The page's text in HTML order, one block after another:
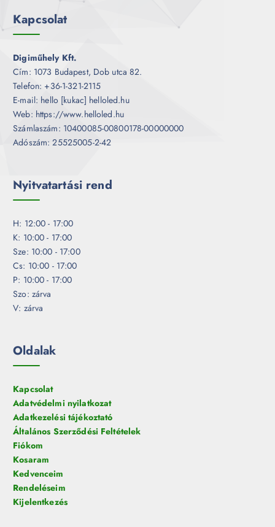
Kapcsolat
Digiműhely Kft.
Cím: 1073 Budapest, Dob utca 82.
Telefon: +36-1-321-2115
E-mail: hello [kukac] helloled.hu
Web: https://www.helloled.hu
Számlaszám: 10400085-00800178-00000000
Adószám: 25525005-2-42
Nyitvatartási rend
H: 12:00 - 17:00
K: 10:00 - 17:00
Sze: 10:00 - 17:00
Cs: 10:00 - 17:00
P: 10:00 - 17:00
Szo: zárva
V: zárva
Oldalak
Kapcsolat
Adatvédelmi nyilatkozat
Adatkezelési tájékoztató
Általános Szerződési Feltételek
Fiókom
Kosaram
Kedvenceim
Rendeléseim
Kijelentkezés